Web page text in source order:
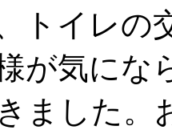
トイレの
が気にな
ました。